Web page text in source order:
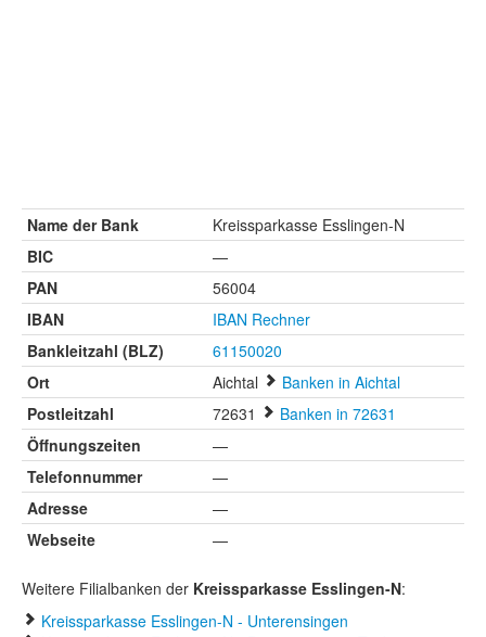
Name der Bank
Kreissparkasse Esslingen-N
BIC
—
PAN
56004
IBAN
IBAN Rechner
Bankleitzahl (BLZ)
61150020
Ort
Aichtal
Banken in Aichtal
Postleitzahl
72631
Banken in 72631
Öffnungszeiten
—
Telefonnummer
—
Adresse
—
Webseite
—
Weitere Filialbanken der Kreissparkasse Esslingen-N:
Kreissparkasse Esslingen-N - Unterensingen